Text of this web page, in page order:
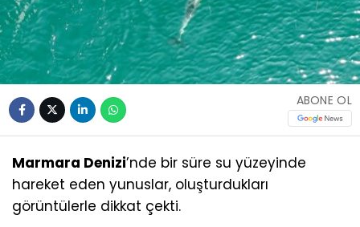
ABONE OL
Marmara Denizi’nde bir süre su yüzeyinde
hareket eden yunuslar, oluşturdukları
görüntülerle dikkat çekti.